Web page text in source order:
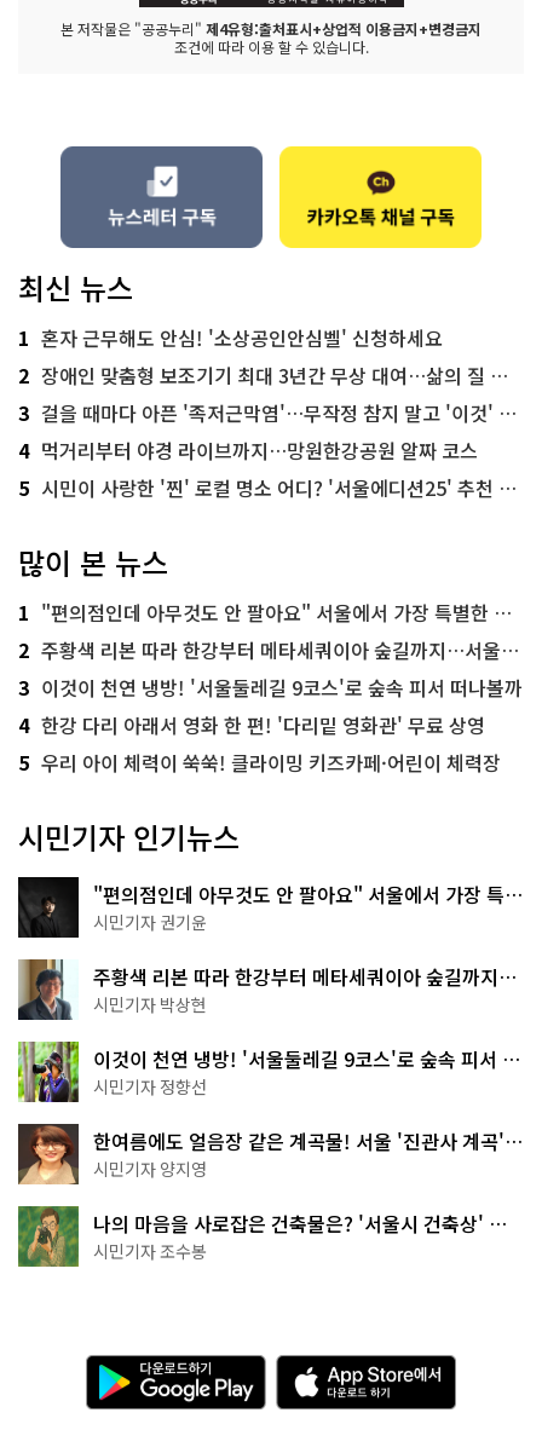
본 저작물은 "공공누리" 제4유형:출처표시+상업적 이용금지+변경금지
조건에 따라 이용 할 수 있습니다.
최신 뉴스
1 혼자 근무해도 안심! '소상공인안심벨' 신청하세요
2 장애인 맞춤형 보조기기 최대 3년간 무상 대여…삶의 질 높인다
3 걸을 때마다 아픈 '족저근막염'…무작정 참지 말고 '이것' 해보세요!
4 먹거리부터 야경 라이브까지…망원한강공원 알짜 코스
5 시민이 사랑한 '찐' 로컬 명소 어디? '서울에디션25' 추천 코스
많이 본 뉴스
1 "편의점인데 아무것도 안 팔아요" 서울에서 가장 특별한 편의점의 정체
2 주황색 리본 따라 한강부터 메타세쿼이아 숲길까지…서울둘레길 15코스
3 이것이 천연 냉방! '서울둘레길 9코스'로 숲속 피서 떠나볼까
4 한강 다리 아래서 영화 한 편! '다리밑 영화관' 무료 상영
5 우리 아이 체력이 쑥쑥! 클라이밍 키즈카페·어린이 체력장
시민기자 인기뉴스
"편의점인데 아무것도 안 팔아요" 서울에서 가장 특별
한 편의점의 정체
시민기자 권기윤
주황색 리본 따라 한강부터 메타세쿼이아 숲길까지…
서울둘레길 15코스
시민기자 박상현
이것이 천연 냉방! '서울둘레길 9코스'로 숲속 피서 떠
나볼까
시민기자 정향선
한여름에도 얼음장 같은 계곡물! 서울 '진관사 계곡'이
천국이네~
시민기자 양지영
나의 마음을 사로잡은 건축물은? '서울시 건축상' 수
상작 공개!
시민기자 조수봉
다
운
로
A
p
p